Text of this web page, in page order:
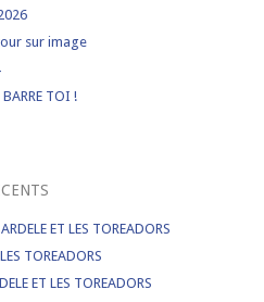
sur image
TOI !
ARDELE ET LES TOREADORS
TOREADORS
ET LES TOREADORS